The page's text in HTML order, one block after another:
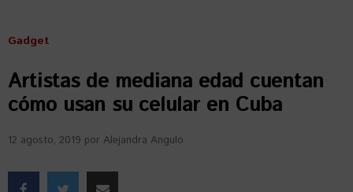
Gadget
Artistas de mediana edad cuentan
cómo usan su celular en Cuba
12 agosto, 2019 por Alejandra Angulo